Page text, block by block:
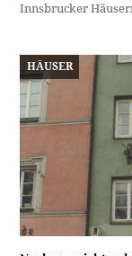
Innsbrucker
HÄUSER